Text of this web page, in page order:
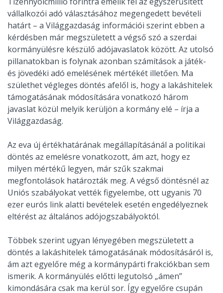
vállalkozói adó választásához megengedett bevételi
határt – a Világgazdaság információi szerint ebben a
kérdésben már megszületett a végső szó a szerdai
kormányülésre készülő adójavaslatok között. Az utolsó
pillanatokban is folynak azonban számítások a játék-
és jövedéki adó emelésének mértékét illetően. Ma
születhet végleges döntés afelől is, hogy a lakáshitelek
támogatásának módosítására vonatkozó három
javaslat közül melyik kerüljön a kormány elé – írja a
Világgazdaság.
Az eva új értékhatárának megállapításánál a politikai
döntés az emelésre vonatkozott, ám azt, hogy ez
milyen mértékű legyen, már szűk szakmai
megfontolások határozták meg. A végső döntésnél az
Uniós szabályokat vették figyelembe, ott ugyanis 70
ezer eurós link alatti bevételek esetén engedélyeznek
eltérést az általános adójogszabályoktól.
Többek szerint ugyan lényegében megszületett a
döntés a lakáshitelek támogatásának módosításáról is,
ám azt egyelőre még a kormánypárti frakciókban sem
ismerik. A kormányülés előtti legutolsó „ámen”
kimondására csak ma kerül sor. Így egyelőre csupán